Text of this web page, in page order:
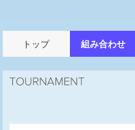
トップ 組み合わせ